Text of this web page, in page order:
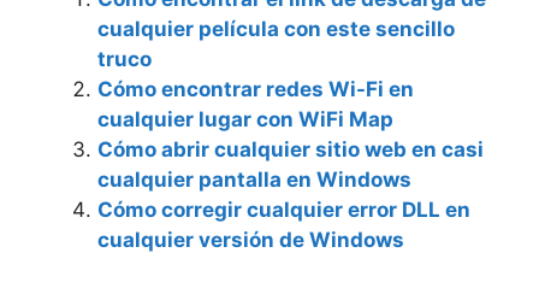
cualquier película con este sencillo
truco
Cómo encontrar redes Wi-Fi en
cualquier lugar con WiFi Map
Cómo abrir cualquier sitio web en casi
cualquier pantalla en Windows
Cómo corregir cualquier error DLL en
cualquier versión de Windows